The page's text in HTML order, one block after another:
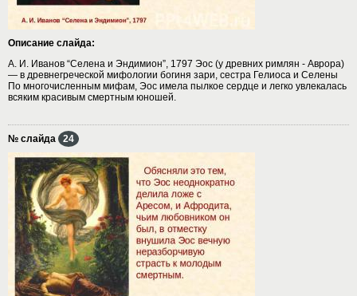
Описание слайда:
А. И. Иванов “Селена и Эндимион”, 1797 Эос (у древних римлян - Аврора)
— в древнегреческой мифологии богиня зари, сестра Гелиоса и Селены
По многочисленным мифам, Эос имела пылкое сердце и легко увлекалась
всяким красивым смертным юношей.
№ слайда 24